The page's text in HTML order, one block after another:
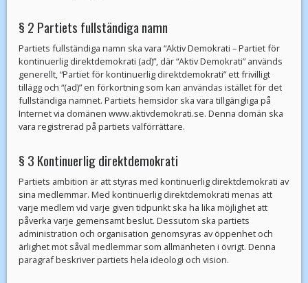
§ 2 Partiets fullständiga namn
Partiets fullständiga namn ska vara “Aktiv Demokrati – Partiet för
kontinuerlig direktdemokrati (ad)”, där “Aktiv Demokrati” används
generellt, “Partiet för kontinuerlig direktdemokrati” ett frivilligt
tillägg och “(ad)” en förkortning som kan användas istället för det
fullständiga namnet. Partiets hemsidor ska vara tillgängliga på
Internet via domänen www.aktivdemokrati.se. Denna domän ska
vara registrerad på partiets valförrättare.
§ 3 Kontinuerlig direktdemokrati
Partiets ambition är att styras med kontinuerlig direktdemokrati av
sina medlemmar. Med kontinuerlig direktdemokrati menas att
varje medlem vid varje given tidpunkt ska ha lika möjlighet att
påverka varje gemensamt beslut. Dessutom ska partiets
administration och organisation genomsyras av öppenhet och
ärlighet mot såväl medlemmar som allmänheten i övrigt. Denna
paragraf beskriver partiets hela ideologi och vision.